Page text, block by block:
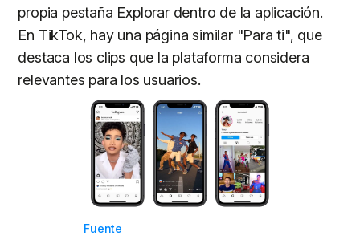
propia pestaña Explorar dentro de la aplicación.
En TikTok, hay una página similar "Para ti", que
destaca los clips que la plataforma considera
relevantes para los usuarios.
Fuente